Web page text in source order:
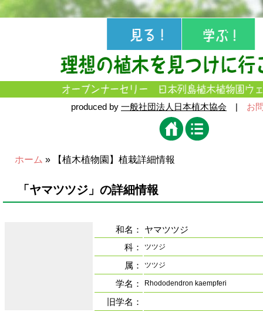
produced by 一般社団法人日本植木協会 | お
ホーム » 【植木植物園】植栽詳細情報
「ヤマツツジ」の詳細情報
和名：
ヤマツツジ
科：
ツツジ
属： ツツジ
学名： Rhododendron kaempferi
旧学名：